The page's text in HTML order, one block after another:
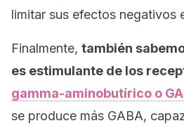
limitar sus efectos negativos
Finalmente, también
es estimulante de los
gamma-aminobutírico o
se produce más GABA,